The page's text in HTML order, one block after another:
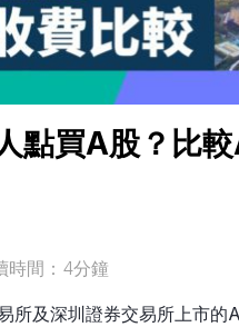
點買A股？比
時間：4分鐘
所及深圳證券交易所上市